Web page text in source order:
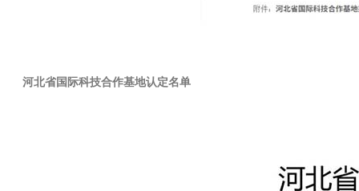
河北省国际科技合作基地认定名单